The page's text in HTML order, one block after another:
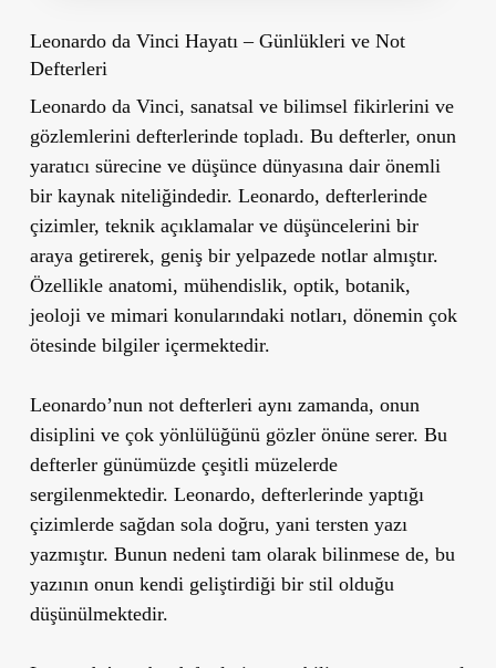
Leonardo da Vinci Hayatı – Günlükleri ve Not
Defterleri
Leonardo da Vinci, sanatsal ve bilimsel fikirlerini ve
gözlemlerini defterlerinde topladı. Bu defterler, onun
yaratıcı sürecine ve düşünce dünyasına dair önemli
bir kaynak niteliğindedir. Leonardo, defterlerinde
çizimler, teknik açıklamalar ve düşüncelerini bir
araya getirerek, geniş bir yelpazede notlar almıştır.
Özellikle anatomi, mühendislik, optik, botanik,
jeoloji ve mimari konularındaki notları, dönemin çok
ötesinde bilgiler içermektedir.
Leonardo’nun not defterleri aynı zamanda, onun
disiplini ve çok yönlülüğünü gözler önüne serer. Bu
defterler günümüzde çeşitli müzelerde
sergilenmektedir. Leonardo, defterlerinde yaptığı
çizimlerde sağdan sola doğru, yani tersten yazı
yazmıştır. Bunun nedeni tam olarak bilinmese de, bu
yazının onun kendi geliştirdiği bir stil olduğu
düşünülmektedir.